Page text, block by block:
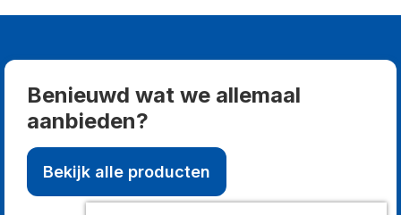
Benieuwd wat we allemaal
aanbieden?
Bekijk alle producten